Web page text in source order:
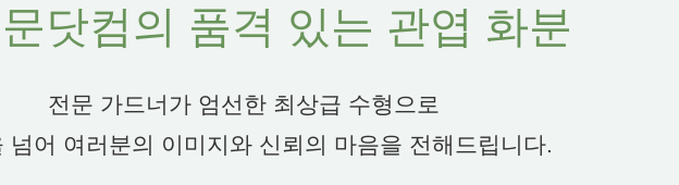
닷컴의 품격 있는 관엽 화분
전문 가드너가 엄선한 최상급 수형으로
넘어 여러분의 이미지와 신뢰의 마음을 전해드립니다.